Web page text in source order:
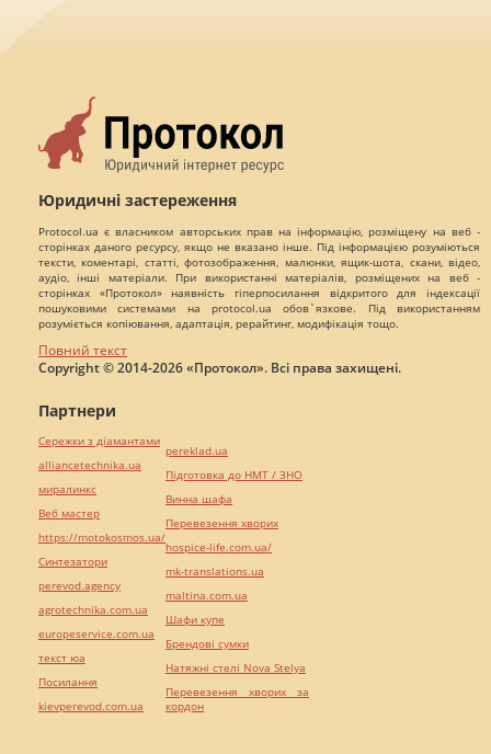
Юридичні застереження
Protocol.ua є власником авторських прав на інформацію, розміщену на веб -
сторінках даного ресурсу, якщо не вказано інше. Під інформацією розуміються
тексти, коментарі, статті, фотозображення, малюнки, ящик-шота, скани, відео,
аудіо, інші матеріали. При використанні матеріалів, розміщених на веб -
сторінках «Протокол» наявність гіперпосилання відкритого для індексації
пошуковими системами на protocol.ua обов`язкове. Під використанням
розуміється копіювання, адаптація, рерайтинг, модифікація тощо.
Повний текст
Copyright © 2014-2026 «Протокол». Всі права захищені.
Партнери
Сережки з діамантами
alliancetechnika.ua
миралинкс
Веб мастер
https://motokosmos.ua/
Синтезатори
perevod.agency
agrotechnika.com.ua
europeservice.com.ua
текст юа
Посилання
kievperevod.com.ua
pereklad.ua
Підготовка до НМТ / ЗНО
Винна шафа
Перевезення хворих
hospice-life.com.ua/
mk-translations.ua
maltina.com.ua
Шафи купе
Брендові сумки
Натяжні стелі Nova Stelya
Перевезення хворих за
кордон